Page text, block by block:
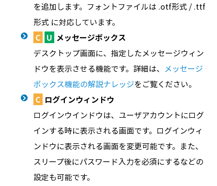
を追加します。フォントファイルは .otf形式 / .ttf
形式 に対応しています。
C U メッセージボックス
デスクトップ画面に、指定したメッセージウィン
ドウを表示させる機能です。詳細は、 メッセージ
ボックス機能の解説ナレッジをご覧ください。
C ログインウィンドウ
ログインウインドウは、ユーザアカウントにログ
インする時に表示される画面です。ログインウィ
ンドウに表示される画面を変更可能です。また、
スリープ後にパスワード入力を必須にするなどの
設定も可能です。